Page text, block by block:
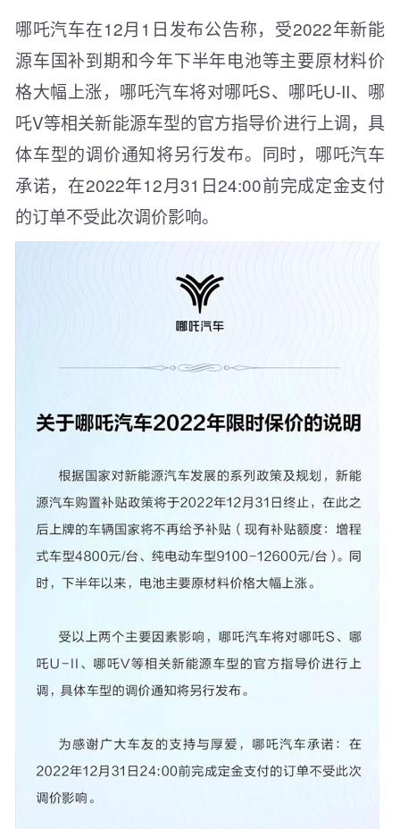
哪吒汽车在12月1日发布公告称，受2022年新能
源车国补到期和今年下半年电池等主要原材料价
格大幅上涨，哪吒汽车将对哪吒S、哪吒U-II、哪
吒V等相关新能源车型的官方指导价进行上调，具
体车型的调价通知将另行发布。同时，哪吒汽车
承诺，在2022年12月31日24:00前完成定金支付
的订单不受此次调价影响。